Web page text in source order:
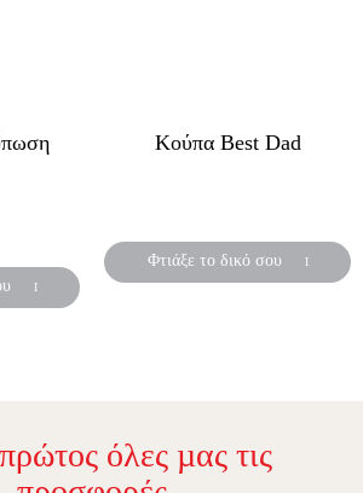
Κούπα Best Dad
Φτιάξε το δικό σου
όλες µας τις